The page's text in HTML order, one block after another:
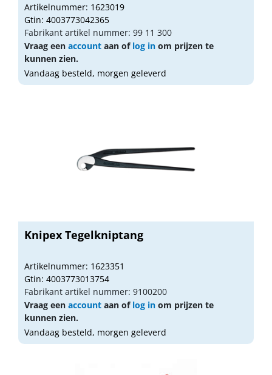
Artikelnummer: 1623019
Gtin: 4003773042365
Fabrikant artikel nummer: 99 11 300
Vraag een account aan of log in om prijzen te
kunnen zien.
Vandaag besteld, morgen geleverd
Knipex Tegelkniptang
Artikelnummer: 1623351
Gtin: 4003773013754
Fabrikant artikel nummer: 9100200
Vraag een account aan of log in om prijzen te
kunnen zien.
Vandaag besteld, morgen geleverd